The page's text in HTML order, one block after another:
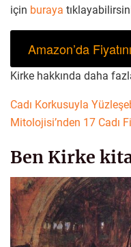
için buraya
Amazon’da
Kirke hakkında daha
Cadı Korkusuyla
Mitolojisi’nden 17 Cadı
Ben Kirke